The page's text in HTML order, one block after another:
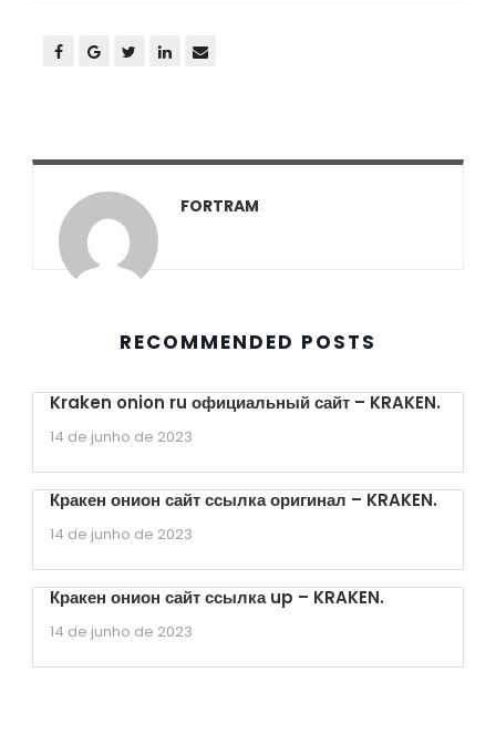
FORTRAM
RECOMMENDED POSTS
Kraken onion ru официальный сайт – KRAKEN.
14 de junho de 2023
Кракен онион сайт ссылка оригинал – KRAKEN.
14 de junho de 2023
Кракен онион сайт ссылка up – KRAKEN.
14 de junho de 2023